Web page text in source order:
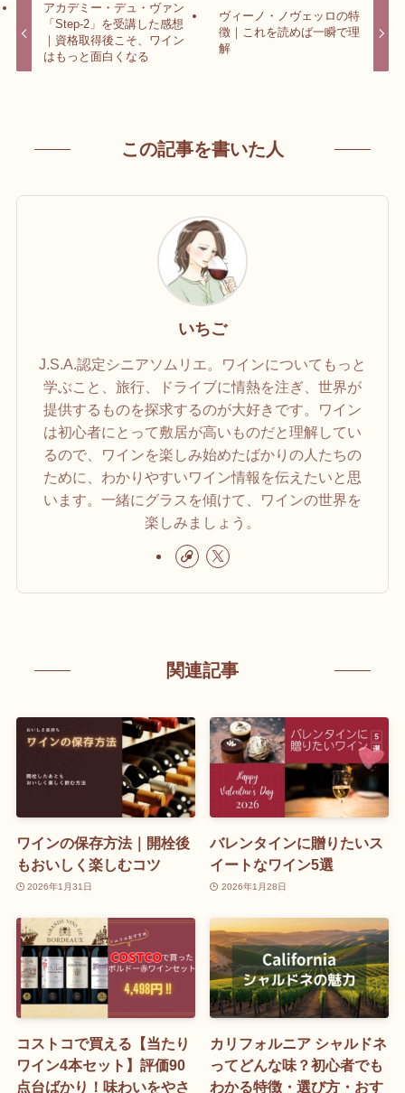
アカデミー・デュ・ヴァン
「Step-2」を受講した感想
｜資格取得後こそ、ワイン
はもっと面白くなる
ヴィーノ・ノヴェッロの特
徴｜これを読めば一瞬で理
解
この記事を書いた人
いちご
J.S.A.認定シニアソムリエ。ワインについてもっと
学ぶこと、旅行、ドライブに情熱を注ぎ、世界が
提供するものを探求するのが大好きです。ワイン
は初心者にとって敷居が高いものだと理解してい
るので、ワインを楽しみ始めたばかりの人たちの
ために、わかりやすいワイン情報を伝えたいと思
います。一緒にグラスを傾けて、ワインの世界を
楽しみましょう。
関連記事
ワインの保存方法｜開栓後
もおいしく楽しむコツ
2026年1月31日
バレンタインに贈りたいス
イートなワイン5選
2026年1月28日
コストコで買える【当たり
ワイン4本セット】評価90
点台ばかり！味わいをやさ
カリフォルニア シャルドネ
ってどんな味？初心者でも
わかる特徴・選び方・おす